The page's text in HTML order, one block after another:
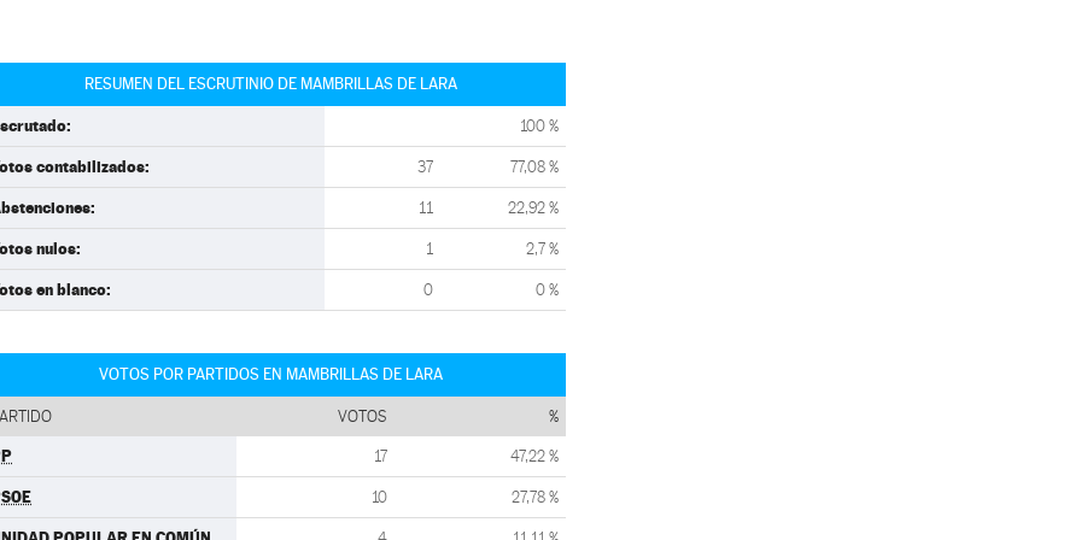
RESUMEN DEL ESCRUTINIO DE MAMBRILLAS DE LARA
100 %
contabilizados: 37 77,08 %
11 22,92 %
nulos: 1 2,7 %
en blanco: 0 0 %
VOTOS POR PARTIDOS EN MAMBRILLAS DE LARA
VOTOS %
17 47,22 %
10 27,78 %